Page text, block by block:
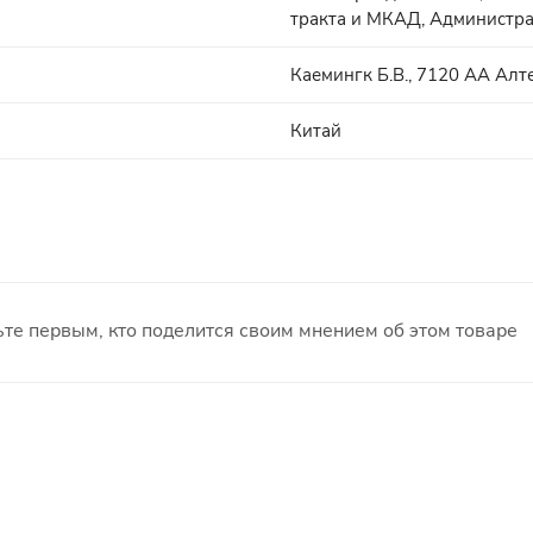
тракта и МКАД,
Каемингк Б.В., 7120 АА
Китай
первым, кто поделится своим мнением об этом товаре